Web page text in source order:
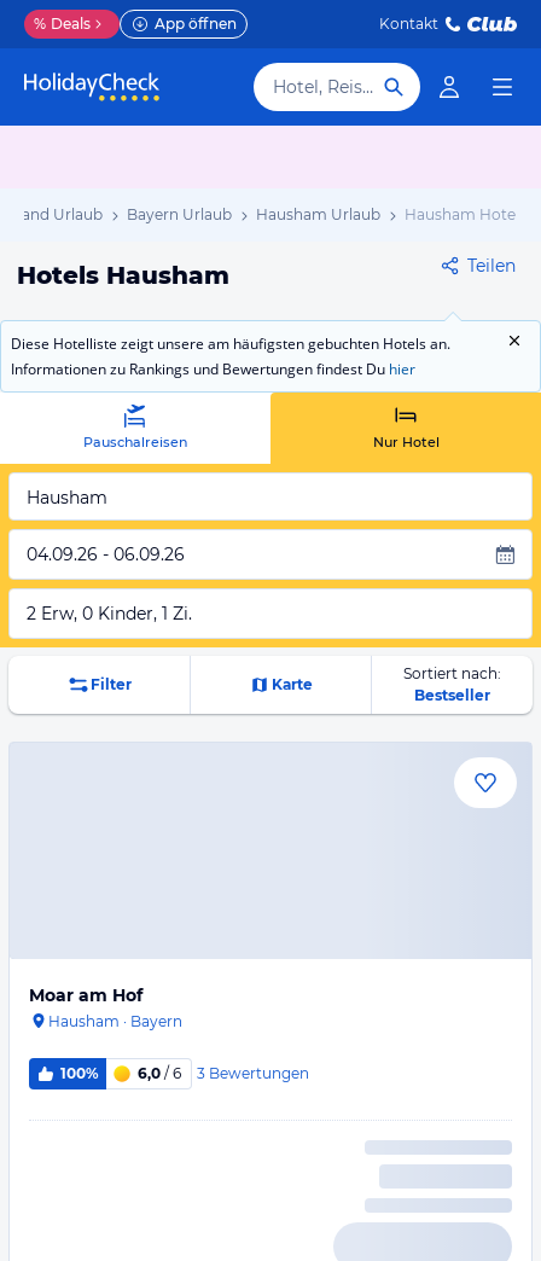
% Deals App öffnen Kontakt
Hotel, Reiseziel
Urlaub Bayern Urlaub Hausham Urlaub Hausham Hotels
Hotels Hausham Teilen
Diese Hotelliste zeigt unsere am häufigsten gebuchten Hotels an.
Informationen zu Rankings und Bewertungen findest Du hier
Pauschalreisen Nur Hotel
Hausham
04.09.26 - 06.09.26
2 Erw, 0 Kinder, 1 Zi.
Filter Karte
Sortiert nach:
Bestseller
Moar am Hof
Hausham · Bayern
100% 6,0 / 6 3 Bewertungen